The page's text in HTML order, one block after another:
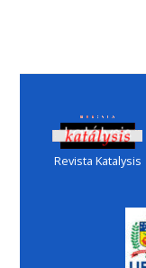
Revista Katalysis